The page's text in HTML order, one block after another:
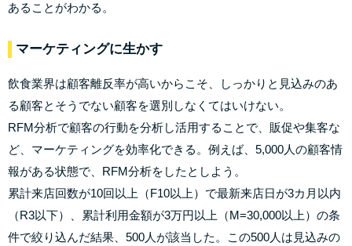
あることがわかる。
マーケティングに生かす
飲食業界は顧客離反率が高いからこそ、しっかりと見込みのあ
る顧客とそうでない顧客を選別しなくてはいけない。
RFM分析で顧客の行動を分析し活用することで、販促や集客な
ど、マーケティングを効率化できる。例えば、5,000人の顧客情
報がある状態で、RFM分析をしたとしよう。
累計来店回数が10回以上（F10以上）で最新来店日が3カ月以内
（R3以下）、累計利用金額が3万円以上（M=30,000以上）の条
件で絞り込んだ結果、500人が該当した。この500人は見込みの